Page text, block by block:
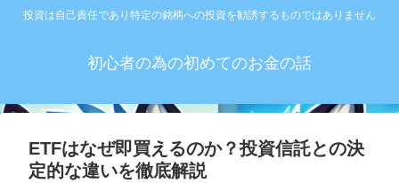
投資は自己責任であり特定の銘柄への投資を勧誘するものではありません
初心者の為の初めてのお金の話
ETFはなぜ即買えるのか？投資信託との決
定的な違いを徹底解説